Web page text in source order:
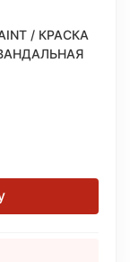
/ КРАСКА